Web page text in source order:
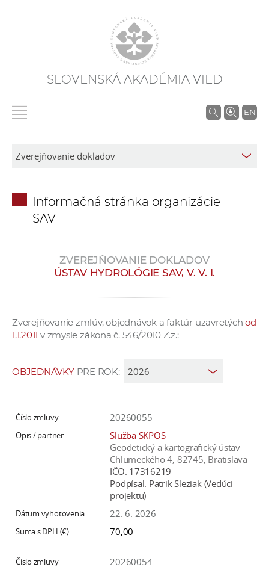
SLOVENSKÁ AKADÉMIA VIED
EN
V
r
a
h
Informačná stránka organizácie
SAV
ZVEREJŇOVANIE DOKLADOV
ÚSTAV HYDROLÓGIE SAV, V. V. I.
Zverejňovanie zmlúv, objednávok a faktúr uzavretýchod
1.1.2011 v zmysle zákona č. 546/2010 Z.z.:
OBJEDNÁVKYPRE ROK:
20260055
Služba SKPOS
Geodetický a kartografický ústav
Chlumeckého 4, 82745, Bratislava
IČO: 17316219
Podpísal: Patrik Sleziak (Vedúci
projektu)
22. 6. 2026
70,00
20260054